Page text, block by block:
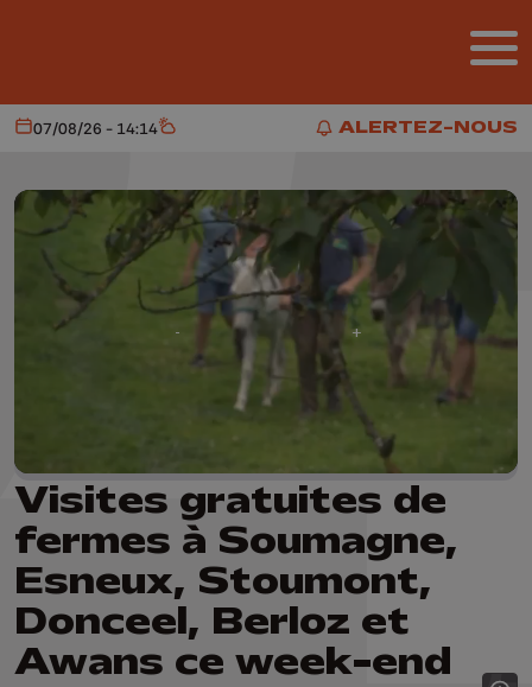
ALERTEZ-NOUS
ALERTEZ-NOUS
Aujourd'hui
07/08/26 - 14:14 Météo
Visites gratuites de
fermes à Soumagne,
Esneux, Stoumont,
Donceel, Berloz et
Awans ce week-end